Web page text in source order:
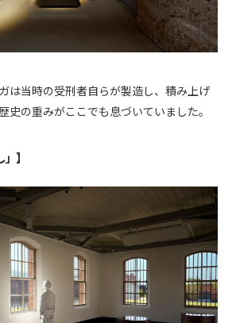
は当時の受刑者自らが製造し、積み上げ
史の重みがここでも息づいていました。
】